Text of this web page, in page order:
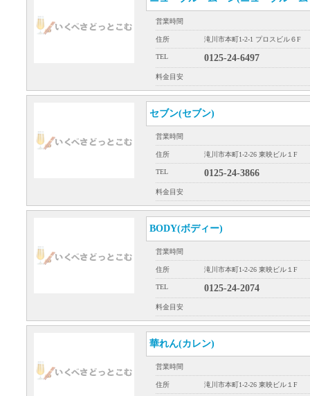
営業時間
住所 滝川市本町1-2-1 プロスビル６F
TEL 0125-24-6497
料金目安
セブン(セブン)
営業時間
住所 滝川市本町1-2-26 東映ビル１F
TEL 0125-24-3866
料金目安
BODY(ボディー)
営業時間
住所 滝川市本町1-2-26 東映ビル１F
TEL 0125-24-2074
料金目安
華れん(カレン)
営業時間
住所 滝川市本町1-2-26 東映ビル１F